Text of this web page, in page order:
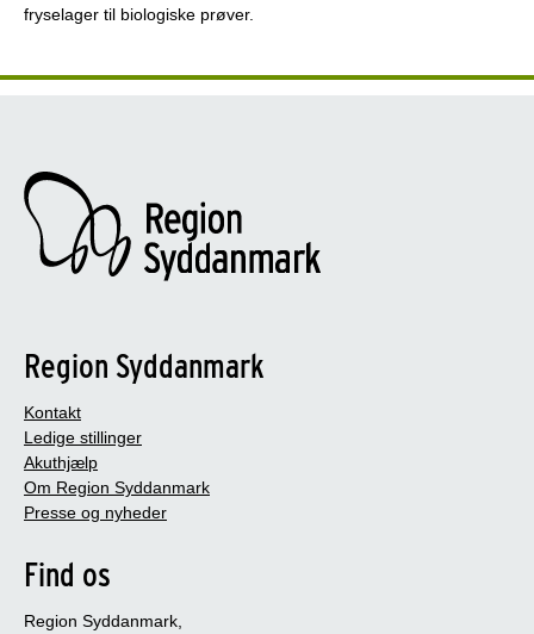
fryselager til biologiske prøver.
Region Syddanmark
Kontakt
Ledige stillinger
Akuthjælp
Om Region Syddanmark
Presse og nyheder
Find os
Region Syddanmark,